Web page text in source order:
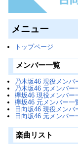
メニュー
トップページ
メンバー一覧
乃木坂46 現役メンバ
乃木坂46 元メンバー
欅坂46 現役メンバー
欅坂46 元メンバー一
日向坂46 現役メンバ
日向坂46 元メンバー
楽曲リスト